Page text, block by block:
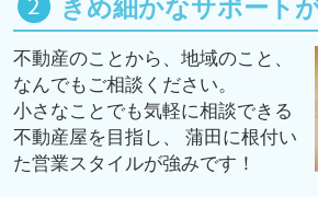
きめ細かなサポート
不動産のことから、地域のこと、
なんでもご相談ください。
小さなことでも気軽に相談できる
不動産屋を目指し、 蒲田に根付い
た営業スタイルが強みです！